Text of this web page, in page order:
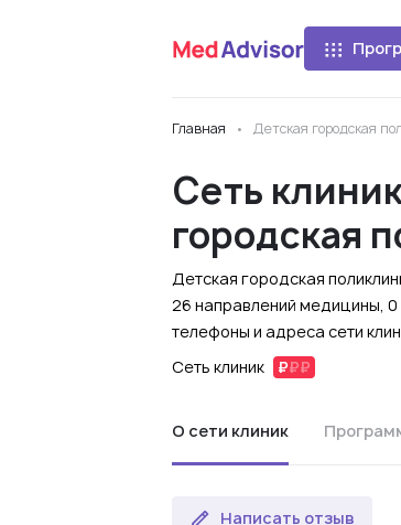
Главная Детская городская
Сеть
городская
Детская городская
26 направлений медицины,
телефоны и адреса сети
Сеть клиник
О сети клиник
Написать отзыв